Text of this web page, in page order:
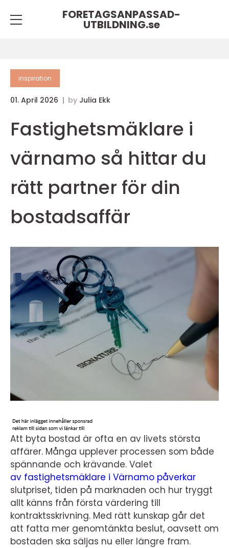
FORETAGSANPASSAD-
UTBILDNING.se
inspiration
01. April 2026 by Julia Ekk
Fastighetsmäklare i
värnamo så hittar du
rätt partner för din
bostadsaffär
Att byta bostad är ofta en av livets största
affärer. Många upplever processen som både
spännande och krävande. Valet
av fastighetsmäklare i Värnamo påverkar
slutpriset, tiden på marknaden och hur tryggt
allt känns från första värdering till
kontraktsskrivning. Med rätt kunskap går det
att fatta mer genomtänkta beslut, oavsett om
bostaden ska säljas nu eller längre fram.